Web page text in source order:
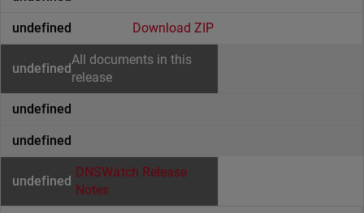
Download ZIP
All documents in this
release
DNSWatch Release
Notes